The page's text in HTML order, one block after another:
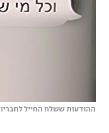
ההודעות ששלח החייל